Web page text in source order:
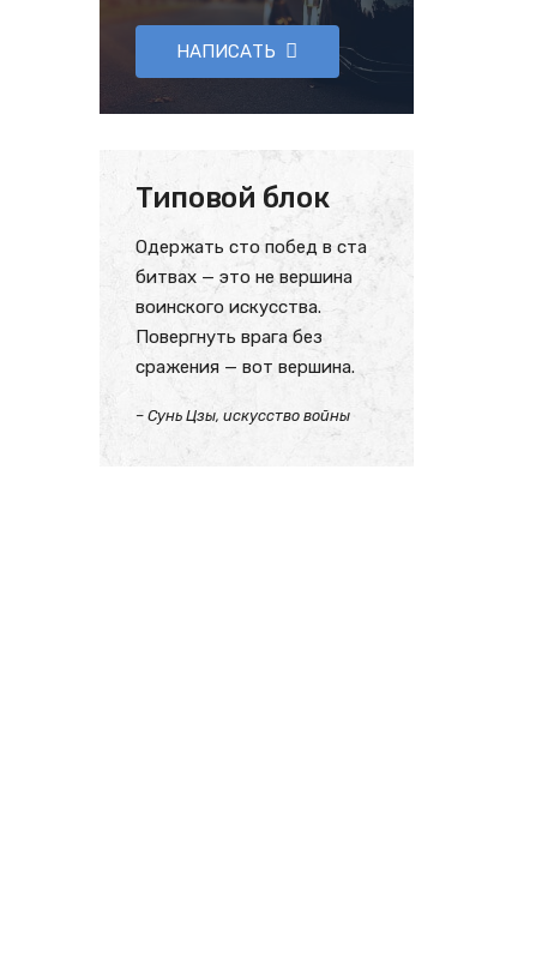
НАПИСАТЬ
Типовой блок
Одержать сто побед в ста
битвах — это не вершина
воинского искусства.
Повергнуть врага без
сражения — вот вершина.
– Сунь Цзы, искусство войны